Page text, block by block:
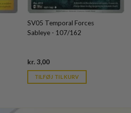
SV05 Temporal Forces
Sableye - 107/162
kr.3,00Current
is:
kr. 39,95.
TILFØJ TIL KURV